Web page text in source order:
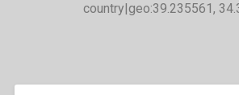
country|geo:39.235561,